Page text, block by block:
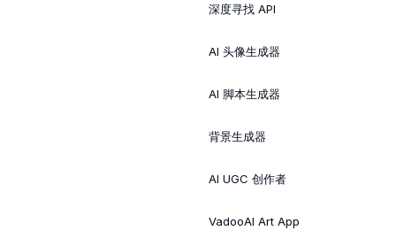
深度寻找 API
AI 头像生成器
AI 脚本生成器
背景生成器
AI UGC 创作者
VadooAI Art App